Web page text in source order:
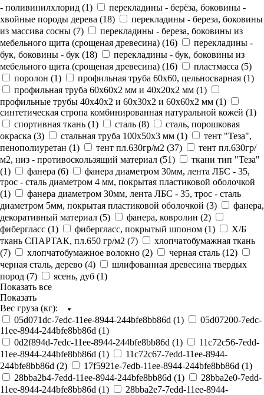
- поливинилхлорид (1)
перекладины - берёза, боковины -
хвойные породы дерева (18)
перекладины - береза, боковины
из массива сосны (7)
перекладины - береза, боковины из
мебельного щита (срощеная древесина) (16)
перекладины -
бук, боковины - бук (18)
перекладины - бук, боковины из
мебельного щита (срощеная древесина) (16) пластмасса (5)
поролон (1) профильная труба 60х60, цельносварная (1)
профильная труба 60х60х2 мм и 40х20х2 мм (1)
профильные трубы 40х40х2 и 60х30х2 и 60х60х2 мм (1)
синтетическая стропа комбинированная натуральной кожей (1)
спортивная ткань (1) сталь (8)
сталь, порошковая
окраска (3) стальная труба 100х50х3 мм (1)
тент "Теза",
пенополиуретан (1) тент пл.630гр/м2 (37)
тент пл.630гр/
м2, низ - противоскользящий материал (51)
ткани тип "Теза"
(1) фанера (6)
фанера диаметром 30мм, лента ЛБС - 35,
трос - сталь диаметром 4 мм, покрытая пластиковой оболочкой
(1)
фанера диаметром 30мм, лента ЛБС - 35, трос - сталь
диаметром 5мм, покрытая пластиковой оболочкой (3)
фанера,
декоративный материал (5) фанера, ковролин (2)
фибергласс (1) фибергласс, покрытый шпоном (1)
Х/Б
ткань СПАРТАК, пл.650 гр/м2 (7)
хлoпчатобумажная ткань
(7) хлопчатобумажное волокно (2) черная сталь (12)
черная сталь, дерево (4)
шлифованная древесина твердых
пород (7) ясень, дуб (1)
Показать все
Показать
Вес груза (кг):
05d071dc-7edc-11ee-8944-244bfe8bb86d (1)
05d07200-7edc-
11ee-8944-244bfe8bb86d (1)
0d2f894d-7edc-11ee-8944-244bfe8bb86d (1)
11c72c56-7edd-
11ee-8944-244bfe8bb86d (1)
11c72c67-7edd-11ee-8944-
244bfe8bb86d (2) 17f5921e-7edb-11ee-8944-244bfe8bb86d (1)
28bba2b4-7edd-11ee-8944-244bfe8bb86d (1)
28bba2e0-7edd-
11ee-8944-244bfe8bb86d (1)
28bba2e7-7edd-11ee-8944-